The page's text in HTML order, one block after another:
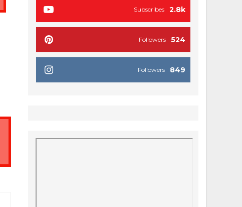
2.8k
Subscribes
524
Followers
849
Followers